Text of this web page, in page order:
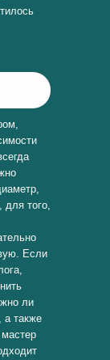
для того,
Если
ли
а также